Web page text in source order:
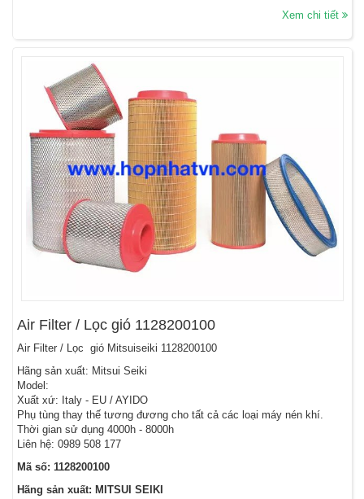
Xem chi tiết
Air Filter / Lọc gió 1128200100
Air Filter / Lọc gió Mitsuiseiki 1128200100
Hãng sản xuất: Mitsui Seiki
Model:
Xuất xứ: Italy - EU / AYIDO
Phụ tùng thay thế tương đương cho tất cả các loại máy nén khí.
Thời gian sử dụng 4000h - 8000h
Liên hệ: 0989 508 177
Mã số: 1128200100
Hãng sản xuất: MITSUI SEIKI